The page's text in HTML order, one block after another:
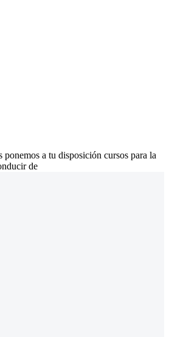
ponemos a tu disposición cursos para la
de